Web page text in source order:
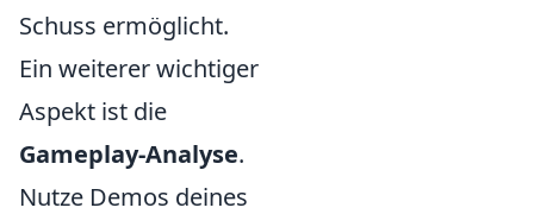
Schuss ermöglicht.
Ein weiterer wichtiger
Aspekt ist die
Gameplay-Analyse.
Nutze Demos deines